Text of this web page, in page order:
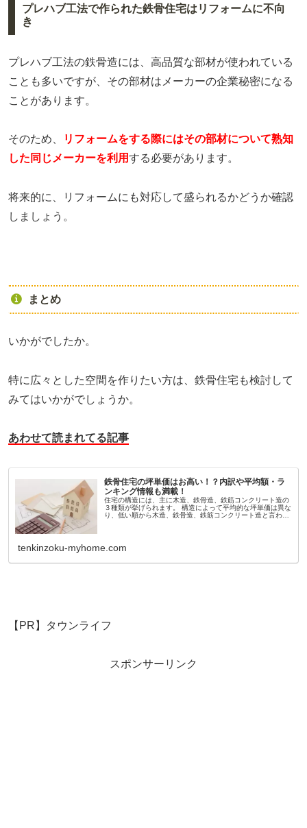
プレハブ工法で作られた鉄骨住宅はリフォームに不向
き
プレハブ工法の鉄骨造には、高品質な部材が使われている
ことも多いですが、その部材はメーカーの企業秘密になる
ことがあります。
そのため、
リフォームをする際にはその部材について熟知
した同じメーカーを利用する必要があります。
将来的に、リフォームにも対応して盛られるかどうか確認
しましょう。
まとめ
いかがでしたか。
特に広々とした空間を作りたい方は、鉄骨住宅も検討して
みてはいかがでしょうか。
あわせて読まれてる記事
鉄骨住宅の坪単価はお高い！？内訳や平均額・ラ
ンキング情報も満載！
住宅の構造には、主に木造、鉄骨造、鉄筋コンクリート造の
３種類が挙げられます。 構造によって平均的な坪単価は異な
り、低い順から木造、鉄骨造、鉄筋コンクリート造と言われ
tenkinzoku-myhome.com
【PR】タウンライフ
スポンサーリンク